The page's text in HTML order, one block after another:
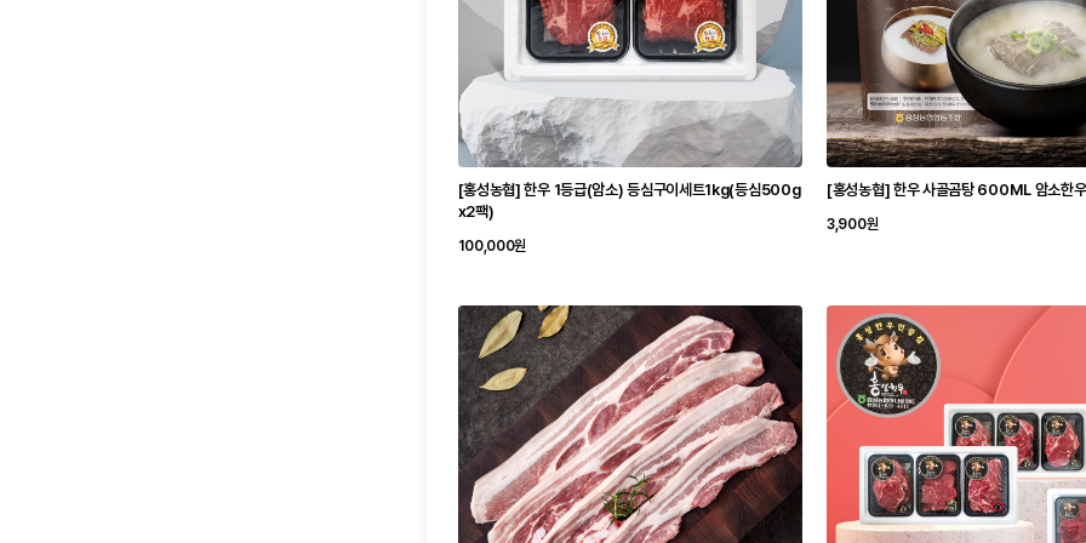
[홍성농협] 한우 1등급(암소) 등심구이세트1kg(등심500g
x2팩)
100,000원
[홍성농협] 한우 사골곰탕 600ML 암소한우
3,900원